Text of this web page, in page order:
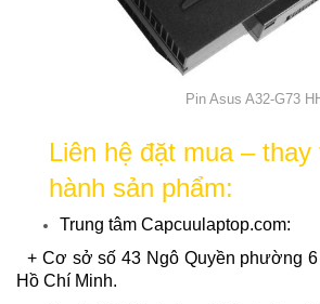
Pin Asus A32-G73
Liên hệ đặt mua – thay
hành sản phẩm:
Trung tâm Capcuulaptop.com:
+ Cơ sở số 43 Ngô Quyền phường
Hồ Chí Minh.